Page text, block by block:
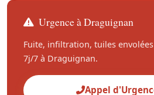
Urgence à Draguignan
Fuite, infiltration, tuiles
7j/7 à Draguignan.
Appel